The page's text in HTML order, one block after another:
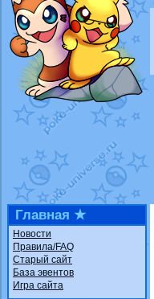
Главная ★
Новости
Правила/FAQ
Старый сайт
База эвентов
Игра сайта